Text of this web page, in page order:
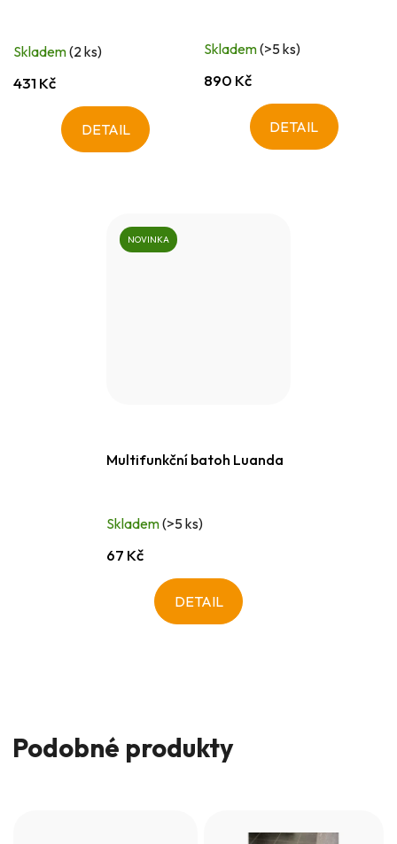
Skladem(2 ks)
431 Kč
DETAIL
Skladem(>5 ks)
890 Kč
DETAIL
NOVINKA
Multifunkční batoh Luanda
Skladem(>5 ks)
67 Kč
DETAIL
Podobné produkty